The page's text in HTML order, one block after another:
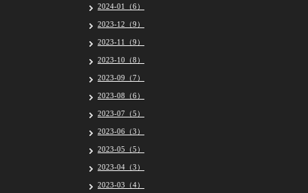
2024-01（6）
2023-12（9）
2023-11（9）
2023-10（8）
2023-09（7）
2023-08（6）
2023-07（5）
2023-06（3）
2023-05（5）
2023-04（3）
2023-03（4）